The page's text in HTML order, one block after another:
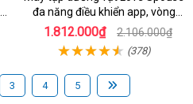
đa năng điều khiển app, vòng
đeo siêu tiện
1.812.000₫ 2.106.000₫
(378)
3 4 5